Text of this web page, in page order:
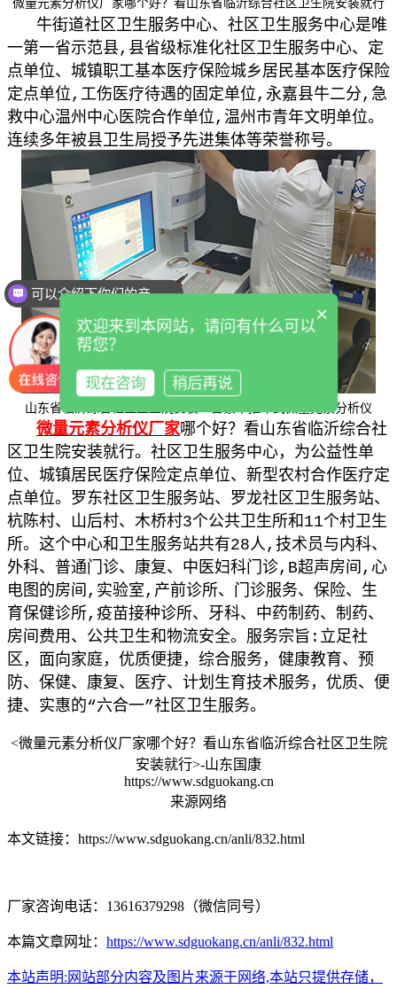
微量元素分析仪厂家哪个好？看山东省临沂综合社区卫生院安装就行
牛街道社区卫生服务中心、社区卫生服务中心是唯
一第一省示范县,县省级标准化社区卫生服务中心、定
点单位、城镇职工基本医疗保险城乡居民基本医疗保险
定点单位,工伤医疗待遇的固定单位,永嘉县牛二分,急
救中心温州中心医院合作单位,温州市青年文明单位。
连续多年被县卫生局授予先进集体等荣誉称号。
山东省临沂综合社区卫生院安装一台豪华推车式微量元素分析仪
微量元素分析仪厂家哪个好？看山东省临沂综合社
区卫生院安装就行。 社区卫生服务中心，为公益性单
位、城镇居民医疗保险定点单位、新型农村合作医疗定
点单位。罗东社区卫生服务站、罗龙社区卫生服务站、
杭陈村、山后村、木桥村3个公共卫生所和11个村卫生
所。这个中心和卫生服务站共有28人,技术员与内科、
外科、普通门诊、康复、中医妇科门诊,B超声房间,心
电图的房间,实验室,产前诊所、门诊服务、保险、生
育保健诊所,疫苗接种诊所、牙科、中药制药、制药、
房间费用、公共卫生和物流安全。服务宗旨:立足社
区，面向家庭，优质便捷，综合服务，健康教育、预
防、保健、康复、医疗、计划生育技术服务，优质、便
捷、实惠的“六合一”社区卫生服务。
<微量元素分析仪厂家哪个好？看山东省临沂综合社区卫生院
安装就行>-山东国康
https://www.sdguokang.cn
来源网络
本文链接：https://www.sdguokang.cn/anli/832.html
厂家咨询电话：13616379298（微信同号）
本篇文章网址： https://www.sdguokang.cn/anli/832.html
本站声明:网站部分内容及图片来源于网络,本站只提供存储，
可以介绍下你们的产品么
×
欢迎来到本网站，请问有什么可以
帮您？
现在咨询 稍后再说